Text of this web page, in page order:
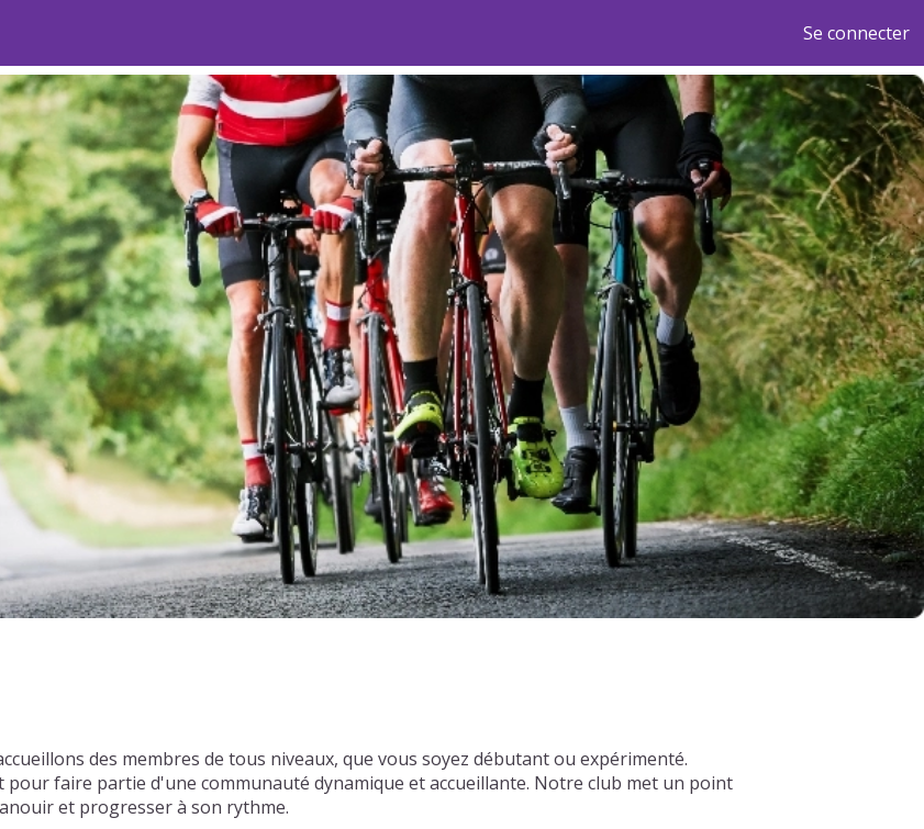
Se connecter
des membres de tous niveaux, que vous soyez débutant ou expérimenté.
faire partie d'une communauté dynamique et accueillante. Notre club met un point
et progresser à son rythme.